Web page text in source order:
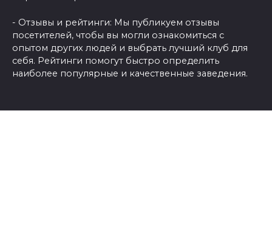
- Отзывы и рейтинги: Мы публикуем отзывы
посетителей, чтобы вы могли ознакомиться с
опытом других людей и выбрать лучший клуб для
себя. Рейтинги помогут быстро определить
наиболее популярные и качественные заведения.